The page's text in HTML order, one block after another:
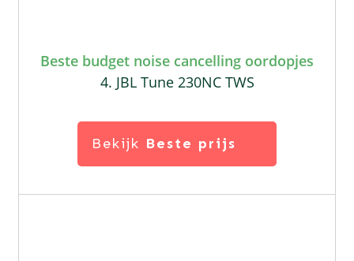
Beste budget noise cancelling oordopjes
4. JBL Tune 230NC TWS
Bekijk Beste prijs